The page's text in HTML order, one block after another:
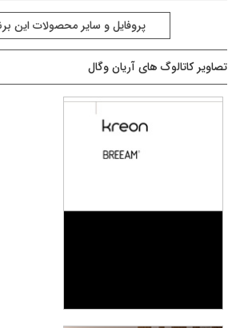
ازطریق سقف های کاذب و چراغ های روشنایی
پروفايل و سایر محصولات این
تصاویر کاتالوگ های آریان وگال